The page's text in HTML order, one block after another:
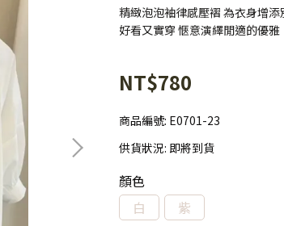
精緻泡泡袖律感壓褶 為衣身增
好看又實穿 愜意演繹閒適的優雅
NT$780
商品編號: E0701-23
供貨狀況: 即將到貨
顏色
白
紫